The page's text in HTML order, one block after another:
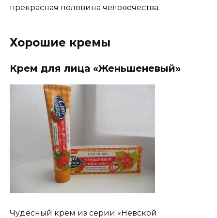
прекрасная половина человечества.
Хорошие кремы
Крем для лица «Женьшеневый»
Чудесный крем из серии «Невской